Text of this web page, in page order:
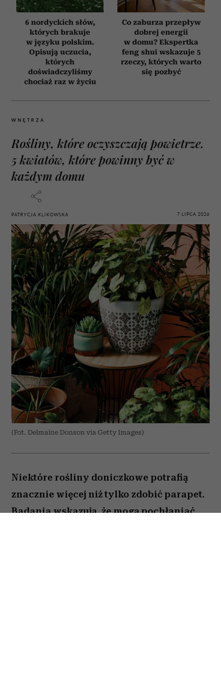
6 nordyckich słów,
których brakuje
w języku polskim.
Opisują uczucia,
których
doświadczyliśmy
chociaż raz w życiu
Co zaburza przepływ
dobrej energii
w domu? Ekspertka
feng shui wskazuje 5
rzeczy, których warto
się pozbyć
WNĘTRZA
Rośliny, które oczyszczają powietrze.
5 kwiatów, które powinny być w
każdym domu
PATRYCJA KLIKOWSKA 7 LIPCA 2026
(Fot. Delmaine Donson via Getty Images)
Niektóre rośliny doniczkowe potrafią
znacznie więcej niż tylko zdobić parapet.
Badania wskazują, że mogą pochłaniać